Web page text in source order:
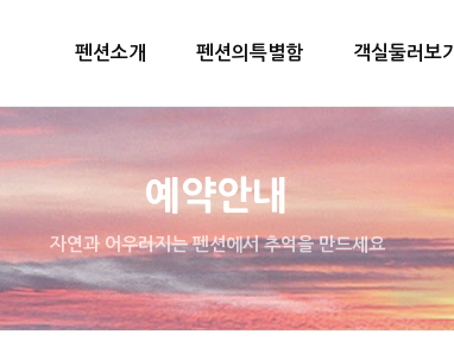
펜션소개 펜션의특별함 객실둘러보기
예약안내
자연과 어우러지는 펜션에서 추억을 만드세요